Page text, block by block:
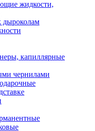
жидкости,
капиллярные
чернилами